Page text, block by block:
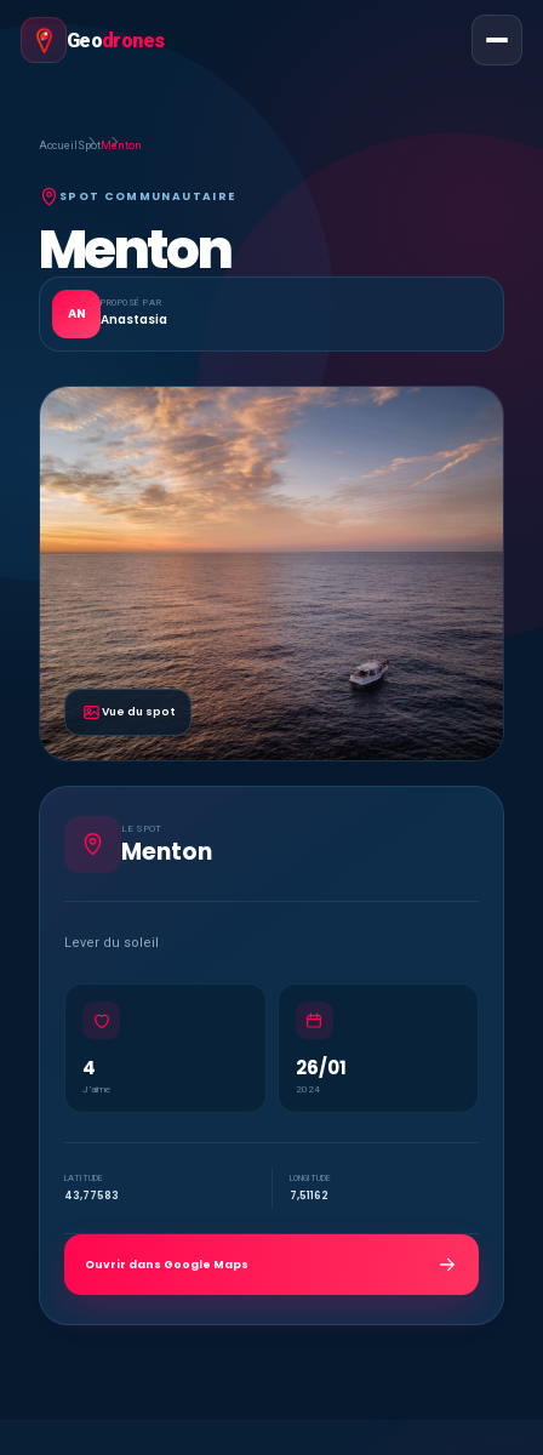
Geodrones
Accueil SpotMenton
SPOT COMMUNAUTAIRE
Menton
AN
PROPOSÉ PAR
Anastasia
Vue du spot
LE SPOT
Menton
Lever du soleil
4
J’aime
26/01
2024
LATITUDE
43,77583
LONGITUDE
7,51162
Ouvrir dans Google Maps